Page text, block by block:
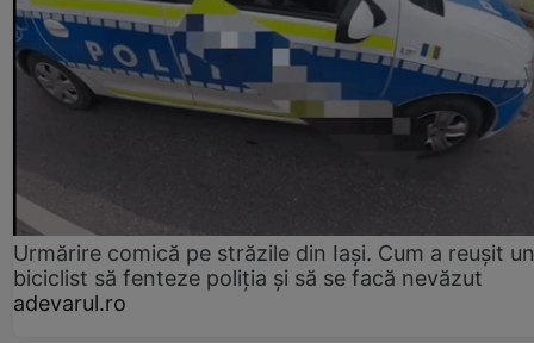
Urmărire comică pe străzile din Iași. Cum a reușit un
biciclist să fenteze poliția și să se facă nevăzut
adevarul.ro